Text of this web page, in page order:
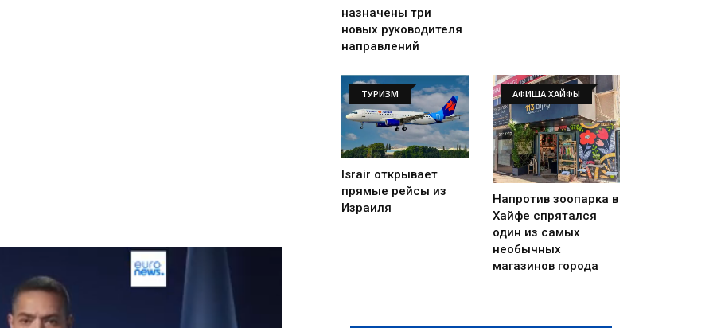
назначены три
новых руководителя
направлений
ТУРИЗМ
Israir открывает
прямые рейсы из
Израиля
АФИША ХАЙФЫ
Напротив зоопарка в
Хайфе спрятался
один из самых
необычных
магазинов города